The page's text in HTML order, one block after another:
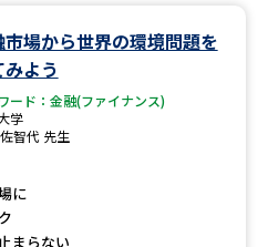
市場から世界の環境問題を
みよう
ード：金融(ファイナンス)
学
智代 先生
に
まらない